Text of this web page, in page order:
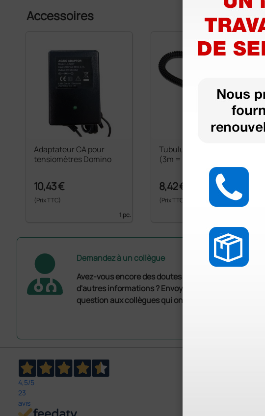
Accessoires
Adaptateur CA pour
tensiomètres Domino
10,43 €
(Prix TTC)
1 pc.
Tubulure spirale - noire
(3m = 42-45 spirales)
8,42 €
(Prix TTC)
Demandez à un collègue
Avez-vous encore des doutes ? Avez-vous besoin
d'autres informations ? Envoyez maintenant votre
question aux collègues qui ont déjà acheté ce produit.
4,5/5
23
avis